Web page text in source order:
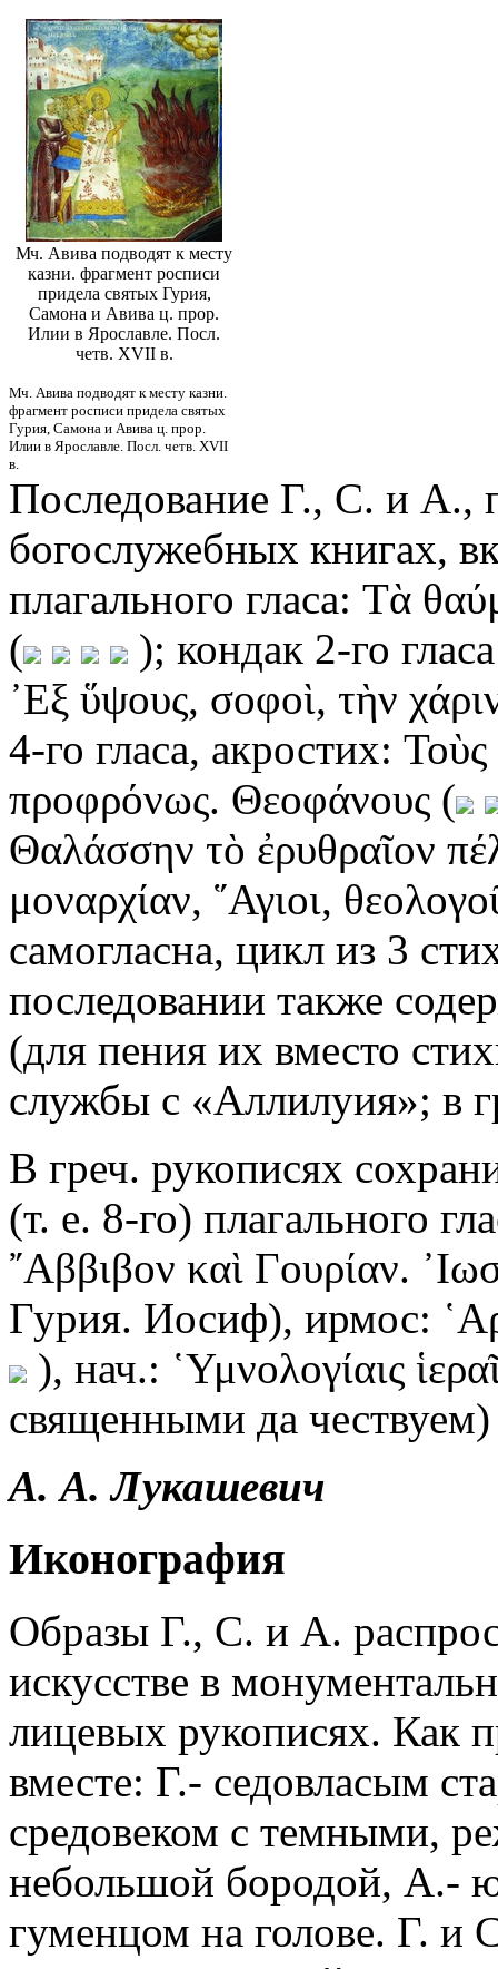
Мч. Авива подводят к месту
казни. фрагмент росписи
придела святых Гурия,
Самона и Авива ц. прор.
Илии в Ярославле. Посл.
четв. XVII в.
Мч. Авива подводят к месту казни.
фрагмент росписи придела святых
Гурия, Самона и Авива ц. прор.
Илии в Ярославле. Посл. четв. XVII
в.
Последование Г., С. и А.,
богослужебных книгах,
плагального гласа: Τὰ
(
); кондак 2-го
᾿Εξ ὕψους, σοφοὶ, τὴν
4-го гласа, акростих:
προφρόνως. Θεοφάνους (
Θαλάσσην τὸ ἐρυθραῖον
μοναρχίαν, ῞Αγιοι,
самогласна, цикл из 3
последовании также
(для пения их вместо
службы с «Аллилуия»; в
В греч. рукописях
(т. е. 8-го) плагального
῎Αββιβον καὶ Γουρίαν.
Гурия. Иосиф), ирмос:
), нач.: ῾Υμνολογίαις
священными да
А. А. Лукашевич
Иконография
Образы Г., С. и А.
искусстве в
лицевых рукописях. Как
вместе: Г.- седовласым
средовеком с темными,
небольшой бородой, А.-
гуменцом на голове. Г. и